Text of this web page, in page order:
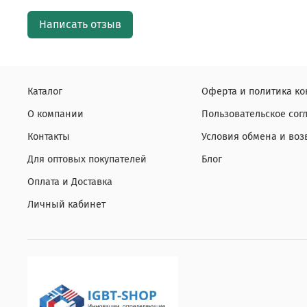
Написать отзыв
Каталог
О компании
Контакты
Для оптовых покупателей
Оплата и Доставка
Личный кабинет
Оферта и политика
Пользовательское
Условия обмена и
Блог